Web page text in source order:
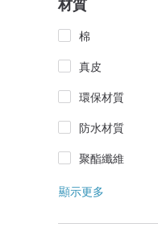
棉
真皮
環保材質
防水材質
聚酯纖維
顯示更多